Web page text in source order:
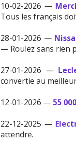
10-02-2026 —
Tous les français
28-01-2026 —
— Roulez sans rien
27-01-2026 —
convertie au
12-01-2026 — 55
22-12-2025 —
attendre.